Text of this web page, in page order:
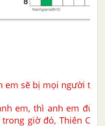
em sẽ bị mọi người thù
em, thì anh em
giờ đó, Thiên